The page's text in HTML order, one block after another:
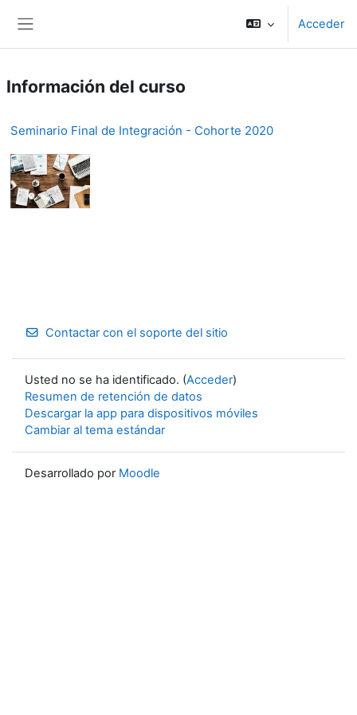
Acceder
Información del curso
Seminario Final de Integración - Cohorte 2020
Contactar con el soporte del sitio
Usted no se ha identificado. (Acceder)
Resumen de retención de datos
Descargar la app para dispositivos móviles
Cambiar al tema estándar
Desarrollado por Moodle